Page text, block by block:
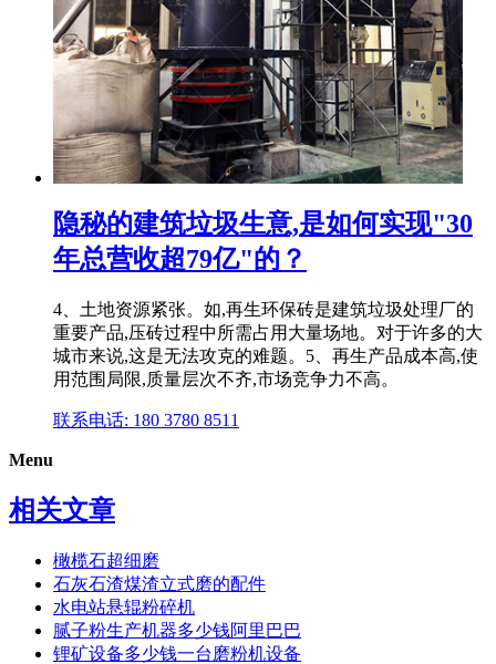
隐秘的建筑垃圾生意,是如何实现"30
年总营收超79亿"的？
4、土地资源紧张。如,再生环保砖是建筑垃圾处理厂的
重要产品,压砖过程中所需占用大量场地。对于许多的大
城市来说,这是无法攻克的难题。5、再生产品成本高,使
用范围局限,质量层次不齐,市场竞争力不高。
联系电话: 180 3780 8511
Menu
相关文章
橄榄石超细磨
石灰石渣煤渣立式磨的配件
水电站悬辊粉碎机
腻子粉生产机器多少钱阿里巴巴
锂矿设备多少钱一台磨粉机设备